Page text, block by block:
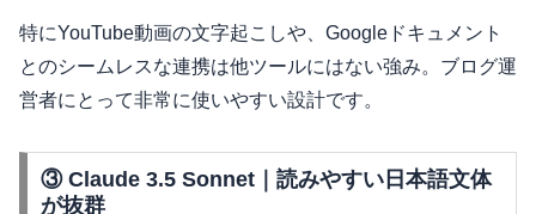
特にYouTube動画の文字起こしや、Googleドキュメント
とのシームレスな連携は他ツールにはない強み。ブログ運
営者にとって非常に使いやすい設計です。
③ Claude 3.5 Sonnet｜読みやすい日本語文体
が抜群